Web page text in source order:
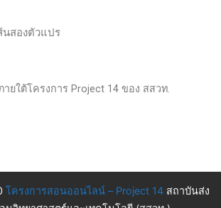
นสองตัวแปร
ยใต้โครงการ Project 14 ของ สสวท.
โครงการสอนออนไลน์ – Project 14สถาบันส่ง